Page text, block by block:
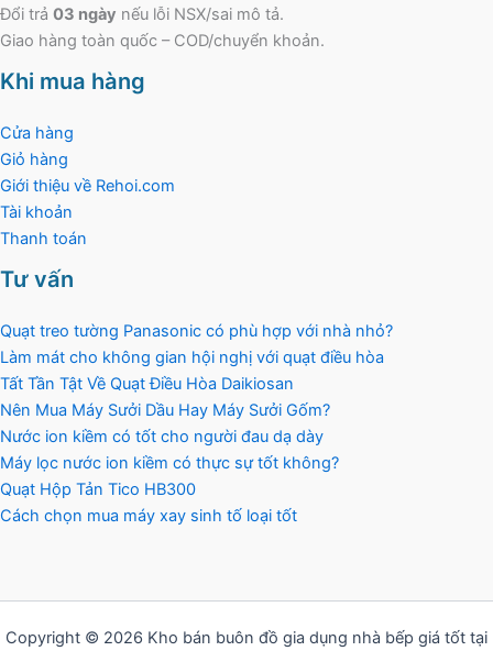
Đổi trả 03 ngày nếu lỗi NSX/sai mô tả.
Giao hàng toàn quốc – COD/chuyển khoản.
Khi mua hàng
Cửa hàng
Giỏ hàng
Giới thiệu về Rehoi.com
Tài khoản
Thanh toán
Tư vấn
Quạt treo tường Panasonic có phù hợp với nhà nhỏ?
Làm mát cho không gian hội nghị với quạt điều hòa
Tất Tần Tật Về Quạt Điều Hòa Daikiosan
Nên Mua Máy Sưởi Dầu Hay Máy Sưởi Gốm?
Nước ion kiềm có tốt cho người đau dạ dày
Máy lọc nước ion kiềm có thực sự tốt không?
Quạt Hộp Tản Tico HB300
Cách chọn mua máy xay sinh tố loại tốt
Copyright © 2026 Kho bán buôn đồ gia dụng nhà bếp giá tốt tại